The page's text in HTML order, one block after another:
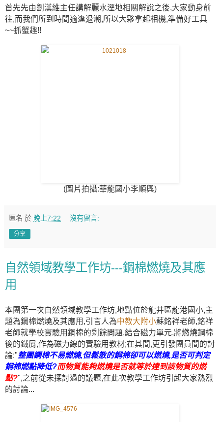
首先先由劉漢維主任講解麗水溼地相關解說之後,大家動身前
往,而我們所到時間適逢退潮,所以大夥拿起相機,準備好工具
~~抓蟹趣!!
(圖片拍攝:華龍國小李順興)
匿名 於 晚上7:22 沒有留言:
分享
自然領域教學工作坊---鋼棉燃燒及其應
用
本團第一次自然領域教學工作坊,地點位於龍井區龍港國小,主
題為鋼棉燃燒及其應用,引言人為中教大附小蘇銘祥老師,銘祥
老師就學校實驗用鋼棉的剩餘問題,結合磁力單元,將燃燒鋼棉
後的鐵屑,作為磁力線的實驗用教材;在其間,更引發團員間的討
論:"整團鋼棉不易燃燒,但鬆散的鋼棉卻可以燃燒,是否可判定
鋼棉燃點降低?而物質能夠燃燒是否就等於達到該物質的燃
點?",之前從未探討過的議題,在此次教學工作坊引起大家熱烈
的討論...